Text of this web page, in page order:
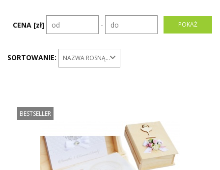
CENA [zł] -
SORTOWANIE: NAZWA ROSNĄCO
BESTSELLER